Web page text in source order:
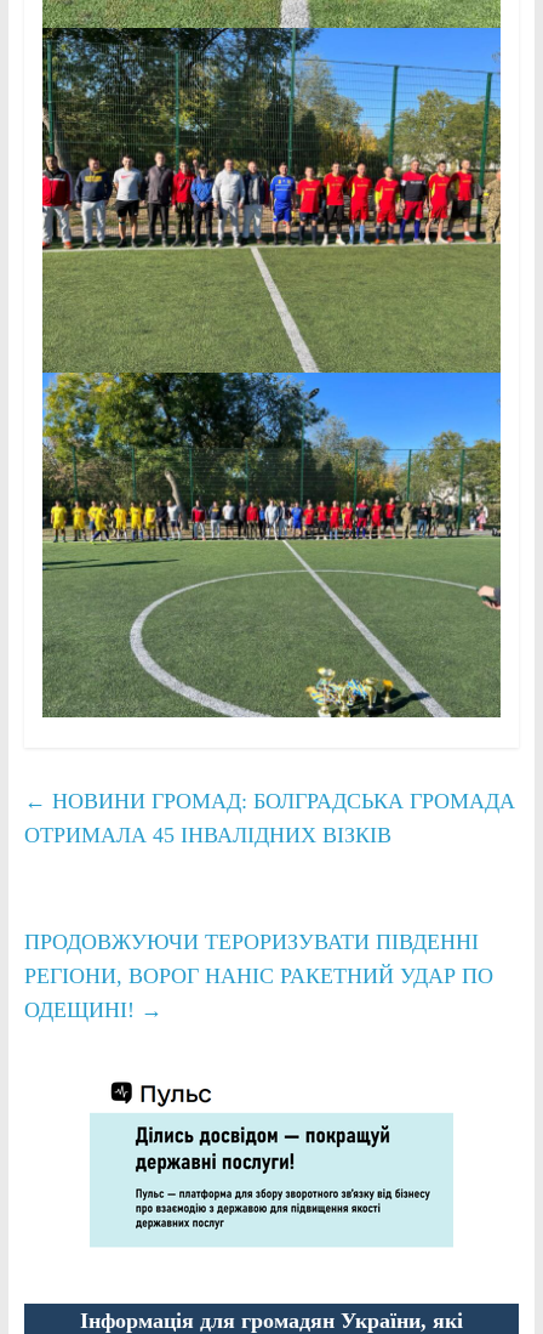
← НОВИНИ ГРОМАД: БОЛГРАДСЬКА ГРОМАДА
ОТРИМАЛА 45 ІНВАЛІДНИХ ВІЗКІВ
ПРОДОВЖУЮЧИ ТЕРОРИЗУВАТИ ПІВДЕННІ
РЕГІОНИ, ВОРОГ НАНІС РАКЕТНИЙ УДАР ПО
ОДЕЩИНІ! →
Інформація для громадян України, які